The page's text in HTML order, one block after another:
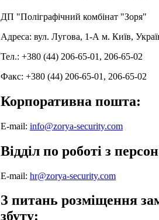
ДП "Поліграфічний комбінат "Зоря"
Адреса: вул. Лугова, 1-А м. Київ,
Тел.: +380 (44) 206-65-01, 206-65-02
Факс: +380 (44) 206-65-01, 206-65-02
Корпоративна пошта:
E-mail: info@zorya-security.com
Відділ по роботі з
E-mail: hr@zorya-security.com
З питань розміщення
збуту: